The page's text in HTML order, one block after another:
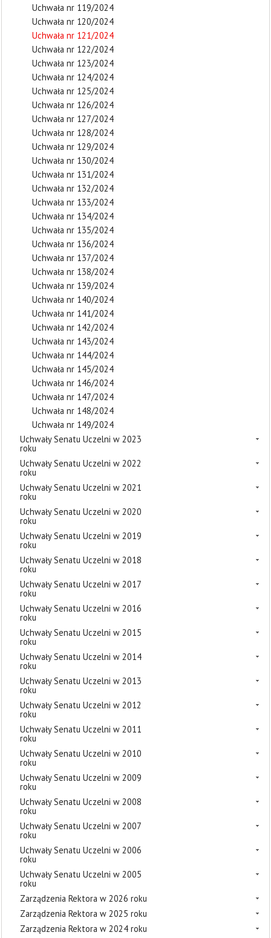
Uchwała nr 119/2024
Uchwała nr 120/2024
Uchwała nr 121/2024
Uchwała nr 122/2024
Uchwała nr 123/2024
Uchwała nr 124/2024
Uchwała nr 125/2024
Uchwała nr 126/2024
Uchwała nr 127/2024
Uchwała nr 128/2024
Uchwała nr 129/2024
Uchwała nr 130/2024
Uchwała nr 131/2024
Uchwała nr 132/2024
Uchwała nr 133/2024
Uchwała nr 134/2024
Uchwała nr 135/2024
Uchwała nr 136/2024
Uchwała nr 137/2024
Uchwała nr 138/2024
Uchwała nr 139/2024
Uchwała nr 140/2024
Uchwała nr 141/2024
Uchwała nr 142/2024
Uchwała nr 143/2024
Uchwała nr 144/2024
Uchwała nr 145/2024
Uchwała nr 146/2024
Uchwała nr 147/2024
Uchwała nr 148/2024
Uchwała nr 149/2024
Uchwały Senatu Uczelni w 2023
roku
Uchwały Senatu Uczelni w 2022
roku
Uchwały Senatu Uczelni w 2021
roku
Uchwały Senatu Uczelni w 2020
roku
Uchwały Senatu Uczelni w 2019
roku
Uchwały Senatu Uczelni w 2018
roku
Uchwały Senatu Uczelni w 2017
roku
Uchwały Senatu Uczelni w 2016
roku
Uchwały Senatu Uczelni w 2015
roku
Uchwały Senatu Uczelni w 2014
roku
Uchwały Senatu Uczelni w 2013
roku
Uchwały Senatu Uczelni w 2012
roku
Uchwały Senatu Uczelni w 2011
roku
Uchwały Senatu Uczelni w 2010
roku
Uchwały Senatu Uczelni w 2009
roku
Uchwały Senatu Uczelni w 2008
roku
Uchwały Senatu Uczelni w 2007
roku
Uchwały Senatu Uczelni w 2006
roku
Uchwały Senatu Uczelni w 2005
roku
Zarządzenia Rektora w 2026 roku
Zarządzenia Rektora w 2025 roku
Zarządzenia Rektora w 2024 roku